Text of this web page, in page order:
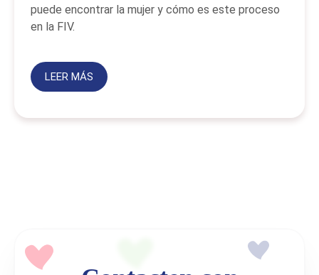
puede encontrar la mujer y cómo es este proceso
en la FIV.
LEER MÁS